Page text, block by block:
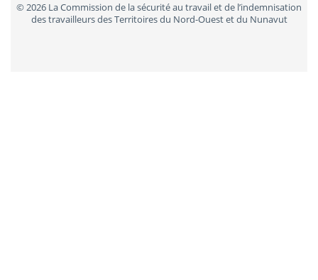
© 2026 La Commission de la sécurité au travail et de l’indemnisation
des travailleurs des Territoires du Nord-Ouest et du Nunavut